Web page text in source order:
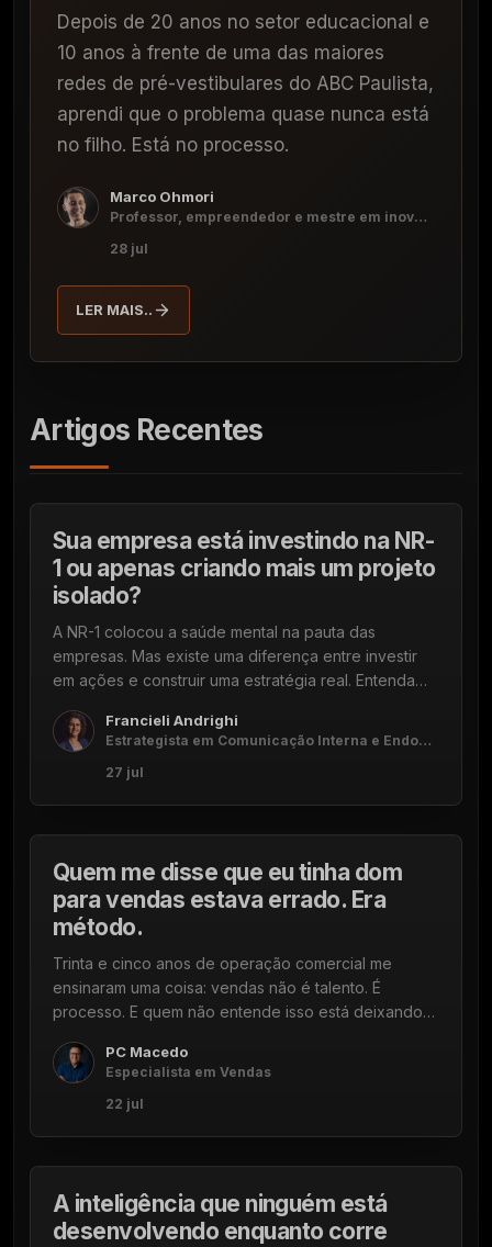
Depois de 20 anos no setor educacional e
10 anos à frente de uma das maiores
redes de pré-vestibulares do ABC Paulista,
aprendi que o problema quase nunca está
no filho. Está no processo.
Marco Ohmori
Professor, empreendedor e mestre em inovação
28 jul
LER MAIS..
Artigos Recentes
Sua empresa está investindo na NR-
1 ou apenas criando mais um projeto
isolado?
A NR-1 colocou a saúde mental na pauta das
empresas. Mas existe uma diferença entre investir
em ações e construir uma estratégia real. Entenda
são peças fundamentais para que as iniciativas de
saúde mental deixem de ser projetos isolados e
passem a fazer parte da cultura organizacional.
Francieli Andrighi
Estrategista em Comunicação Interna e Endomarketing
27 jul
22 DE JULHO DE 2026
Quem me disse que eu tinha dom
para vendas estava errado. Era
método.
Trinta e cinco anos de operação comercial me
ensinaram uma coisa: vendas não é talento. É
processo. E quem não entende isso está deixando
PC Macedo
Especialista em Vendas
22 jul
23 DE JULHO DE 2026
A inteligência que ninguém está
desenvolvendo enquanto corre